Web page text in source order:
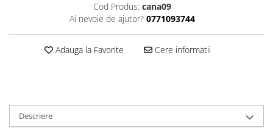
Cod Produs: cana09
Ai nevoie de ajutor? 0771093744
Adauga la Favorite Cere informatii
Descriere